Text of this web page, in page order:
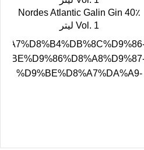
Nordes Atlantic Galin Gin 40٪
Vol. 1 لیتر
%D9%BE%D8%A7%DA%A9-